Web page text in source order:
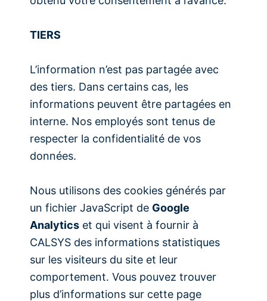
TIERS
L’information n’est pas partagée avec
des tiers. Dans certains cas, les
informations peuvent être partagées en
interne. Nos employés sont tenus de
respecter la confidentialité de vos
données.
Nous utilisons des cookies générés par
un fichier JavaScript de Google
Analytics et qui visent à fournir à
CALSYS des informations statistiques
sur les visiteurs du site et leur
comportement. Vous pouvez trouver
plus d’informations sur cette page